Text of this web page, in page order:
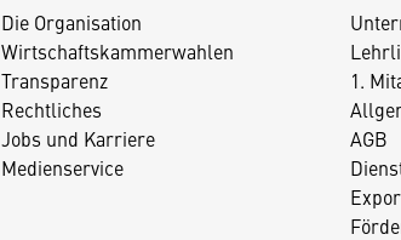
Die Organisation
Wirtschaftskammerwahlen
Transparenz
Rechtliches
Jobs und Karriere
Medienservice
1.
AGB